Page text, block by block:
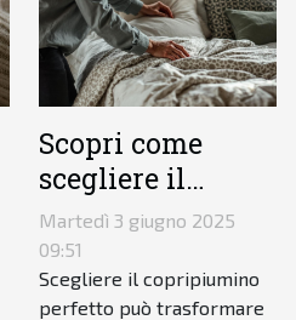
Scopri come
scegliere il
copripiumino
perfetto per ogni
stanza
Martedì 3 giugno 2025
09:51
Scegliere il copripiumino
perfetto può trasformare